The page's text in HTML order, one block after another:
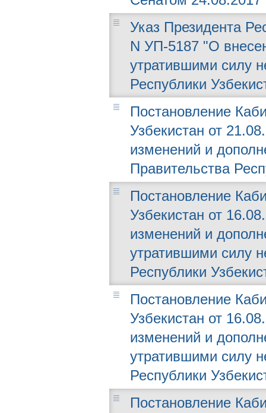
Указ Президента
N УП-5187 "О
утратившими силу
Республики
Постановление
Узбекистан от
изменений и
Правительства
Постановление
Узбекистан от
изменений и
утратившими силу
Республики
Постановление
Узбекистан от
изменений и
утратившими силу
Республики
Постановление